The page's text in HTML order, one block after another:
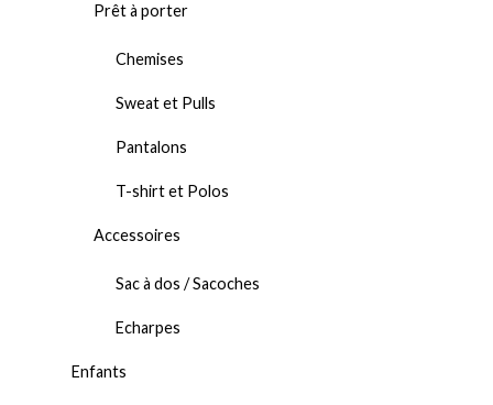
Prêt à porter
Chemises
Sweat et Pulls
Pantalons
T-shirt et Polos
Accessoires
Sac à dos / Sacoches
Echarpes
Enfants